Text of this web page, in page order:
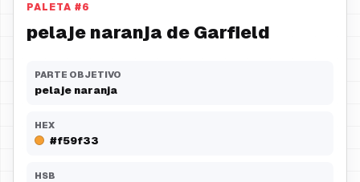
PALETA #6
pelaje naranja de Garfield
PARTE OBJETIVO
pelaje naranja
HEX
#f59f33
HSB